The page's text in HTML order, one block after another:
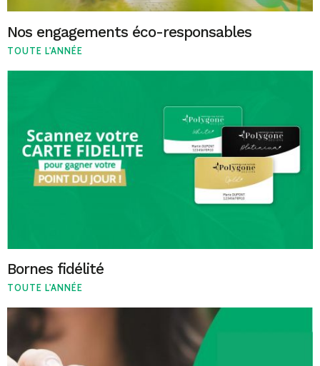
Nos engagements éco-responsables
TOUTE L'ANNÉE
Bornes fidélité
TOUTE L'ANNÉE